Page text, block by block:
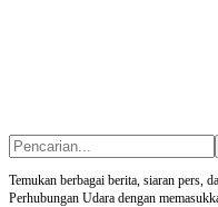
Temukan berbagai berita, siaran pers,
Perhubungan Udara dengan